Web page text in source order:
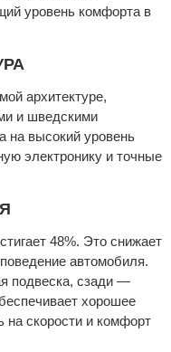
уровень комфорта в
архитектуре,
и шведскими
на высокий уровень
электронику и точные
48%. Это снижает
автомобиля.
подвеска, сзади —
хорошее
на скорости и комфорт